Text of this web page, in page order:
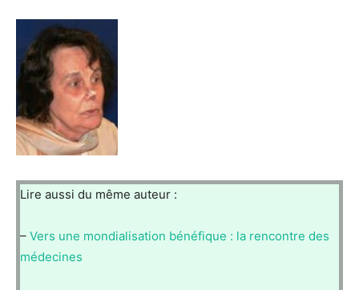
Lire aussi du même auteur :
– Vers une mondialisation bénéfique : la rencontre des
médecines